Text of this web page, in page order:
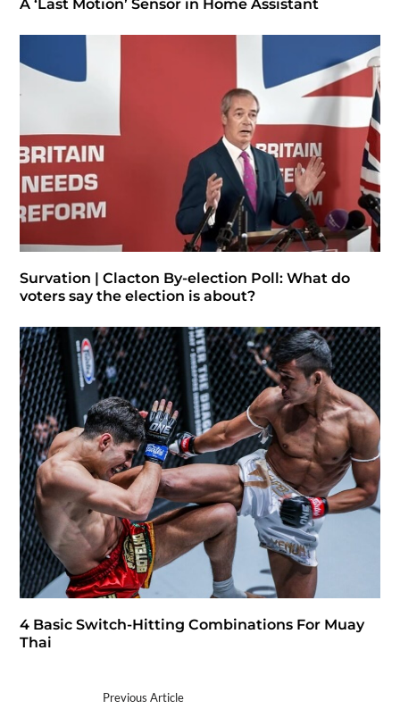
A ‘Last Motion’ Sensor in Home Assistant
Survation | Clacton By-election Poll: What do
voters say the election is about?
4 Basic Switch-Hitting Combinations For Muay
Thai
Previous Article